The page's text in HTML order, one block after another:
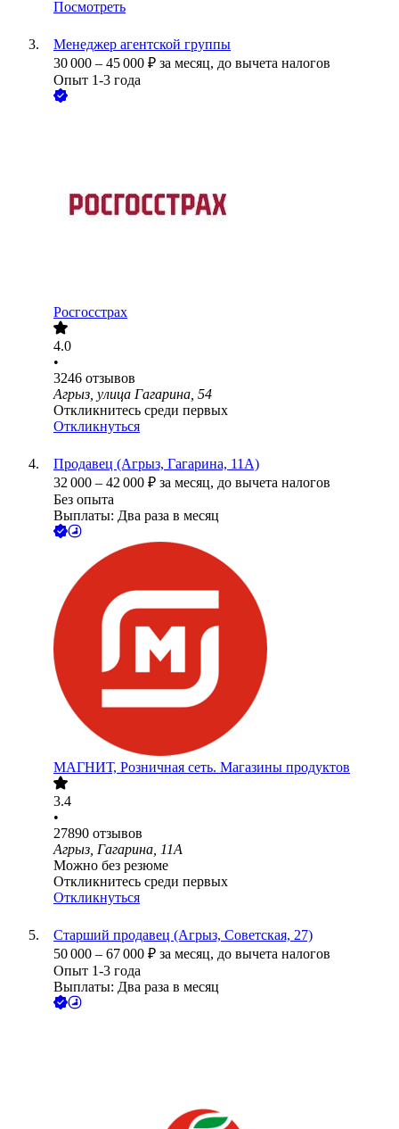
Посмотреть
Менеджер агентской группы
30 000 – 45 000 ₽ за месяц, до вычета налогов
Опыт 1-3 года
Росгосстрах
4.0
•
3246 отзывов
Агрыз, улица Гагарина, 54
Откликнитесь среди первых
Откликнуться
Продавец (Агрыз, Гагарина, 11А)
32 000 – 42 000 ₽ за месяц, до вычета налогов
Без опыта
Выплаты: Два раза в месяц
МАГНИТ, Розничная сеть. Магазины продуктов
3.4
•
27890 отзывов
Агрыз, Гагарина, 11А
Можно без резюме
Откликнитесь среди первых
Откликнуться
Старший продавец (Агрыз, Советская, 27)
50 000 – 67 000 ₽ за месяц, до вычета налогов
Опыт 1-3 года
Выплаты: Два раза в месяц